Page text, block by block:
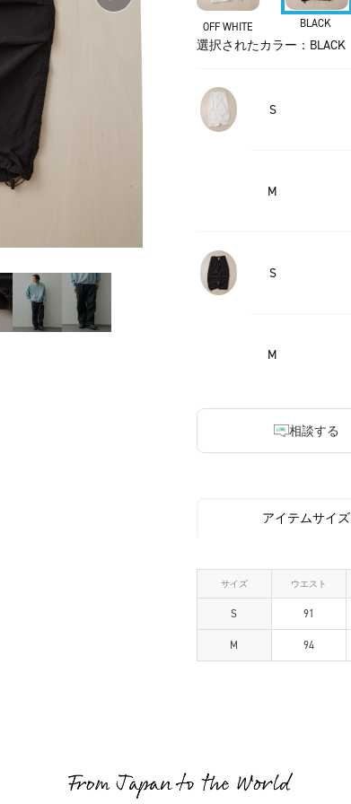
OFF WHITE BLACK
選択されたカラー：BLACK
S
M
S
M
相談する
アイテムサイズ
サイズ ウエスト
S 91
M 94